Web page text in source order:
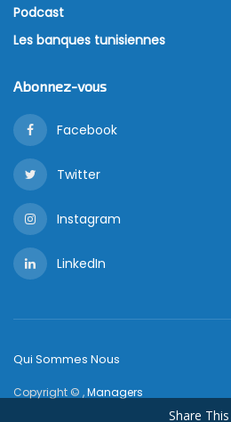
Podcast
Les banques tunisiennes
Abonnez-vous
Facebook
Twitter
Instagram
LinkedIn
Qui Sommes Nous
Copyright © ,Managers
Share This